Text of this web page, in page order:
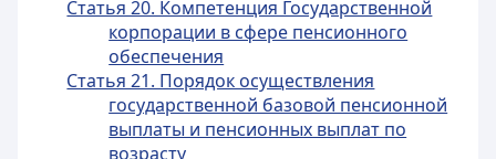
Статья 20. Компетенция Государственной
корпорации в сфере пенсионного
обеспечения
Статья 21. Порядок осуществления
государственной базовой пенсионной
выплаты и пенсионных выплат по
возрасту